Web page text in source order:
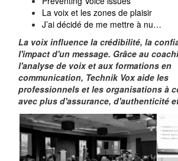
La voix et les zones de plaisir
J’ai décidé de me mettre à nu…
La voix influence la crédibilité, la
l'impact d'un message. Grâce au
l'analyse de voix et aux formations en
communication, Technik Vox aide les
professionnels et les organisations à
avec plus d'assurance, d'authenticité